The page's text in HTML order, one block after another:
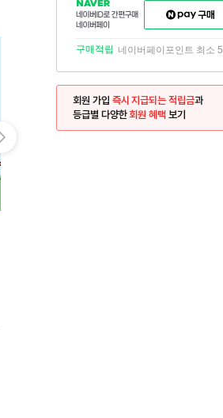
NAVER
네이버
ID로
간편구매
네이버페이
구매하기
구매적립 네이버페이포인트 최소 5.5% 적립
회원 가입 즉시 지급되는 적립금과
등급별 다양한회원 혜택 보기